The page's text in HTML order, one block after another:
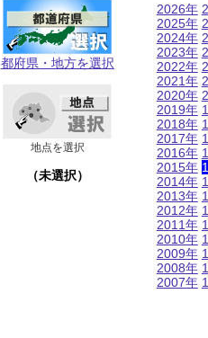
都府県・地方を選択
地点を選択
（未選択）
2026年
2025年
2024年
2023年
2022年
2021年
2020年
2019年
2018年
2017年
2016年
2015年
2014年
2013年
2012年
2011年
2010年
2009年
2008年
2007年